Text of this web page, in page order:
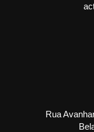
Rua